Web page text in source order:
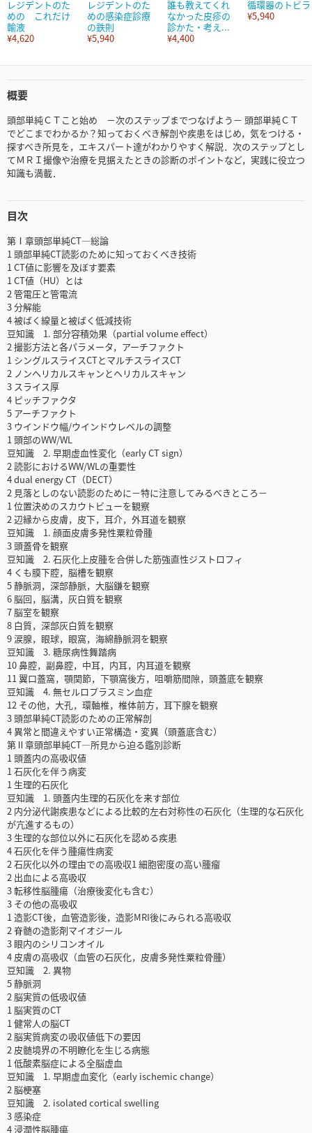
レジデントのた
めの これだけ
輸液
¥4,620
レジデントのた
めの感染症診療
の鉄則
¥5,940
誰も教えてくれ
なかった皮疹の
診かた・考え...
¥4,400
循環器のトビラ
¥5,940
概要
頭部単純ＣＴこと始め －次のステップまでつなげよう－ 頭部単純ＣＴ
でどこまでわかるか？知っておくべき解剖や疾患をはじめ，気をつける・
探すべき所見を，エキスパート達がわかりやすく解説．次のステップとし
てＭＲＩ撮像や治療を見据えたときの診断のポイントなど，実践に役立つ
知識も満載．
目次
第Ⅰ章頭部単純CT―総論
1 頭部単純CT読影のために知っておくべき技術
1 CT値に影響を及ぼす要素
1 CT値（HU）とは
2 管電圧と管電流
3 分解能
4 被ばく線量と被ばく低減技術
豆知識 1. 部分容積効果（partial volume effect）
2 撮影方法と各パラメータ，アーチファクト
1 シングルスライスCTとマルチスライスCT
2 ノンヘリカルスキャンとヘリカルスキャン
3 スライス厚
4 ピッチファクタ
5 アーチファクト
3 ウインドウ幅/ウインドウレベルの調整
1 頭部のWW/WL
豆知識 2. 早期虚血性変化（early CT sign）
2 読影におけるWW/WLの重要性
4 dual energy CT（DECT）
2 見落としのない読影のために－特に注意してみるべきところ－
1 位置決めのスカウトビューを観察
2 辺縁から皮膚，皮下，耳介，外耳道を観察
豆知識 1. 顔面皮膚多発性粟粒骨腫
3 頭蓋骨を観察
豆知識 2. 石灰化上皮腫を合併した筋強直性ジストロフィ
4 くも膜下腔，脳槽を観察
5 静脈洞，深部静脈，大脳鎌を観察
6 脳回，脳溝，灰白質を観察
7 脳室を観察
8 白質，深部灰白質を観察
9 涙腺，眼球，眼窩，海綿静脈洞を観察
豆知識 3. 糖尿病性舞踏病
10 鼻腔，副鼻腔，中耳，内耳，内耳道を観察
11 翼口蓋窩，顎関節，下顎窩後方，咀嚼筋間隙，頭蓋底を観察
豆知識 4. 無セルロプラスミン血症
12 その他，大孔，環軸椎，椎体前方，耳下腺を観察
3 頭部単純CT読影のための正常解剖
4 異常と間違えやすい正常構造・変異（頭蓋底含む）
第Ⅱ章頭部単純CT―所見から迫る鑑別診断
1 頭蓋内の高吸収値
1 石灰化を伴う病変
1 生理的石灰化
豆知識 1. 頭蓋内生理的石灰化を来す部位
2 内分泌代謝疾患などによる比較的左右対称性の石灰化（生理的な石灰化
が亢進するもの）
3 生理的な部位以外に石灰化を認める疾患
4 石灰化を伴う腫瘍性病変
2 石灰化以外の理由での高吸収1 細胞密度の高い腫瘤
2 出血による高吸収
3 転移性脳腫瘍（治療後変化も含む）
3 その他の高吸収
1 造影CT後，血管造影後，造影MRI後にみられる高吸収
2 脊髄の造影剤マイオジール
3 眼内のシリコンオイル
4 皮膚の高吸収（血管の石灰化，皮膚多発性粟粒骨腫）
豆知識 2. 異物
5 静脈洞
2 脳実質の低吸収値
1 脳実質のCT
1 健常人の脳CT
2 脳実質病変の吸収値低下の要因
2 皮髄境界の不明瞭化を生じる病態
1 低酸素脳症による全脳虚血
豆知識 1. 早期虚血変化（early ischemic change）
2 脳梗塞
豆知識 2. isolated cortical swelling
3 感染症
4 浸潤性脳腫瘍